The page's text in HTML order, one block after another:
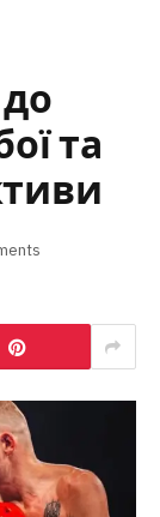
та